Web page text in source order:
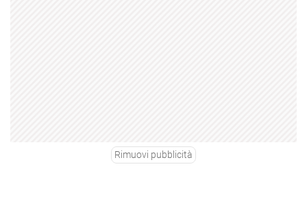
Rimuovi pubblicità